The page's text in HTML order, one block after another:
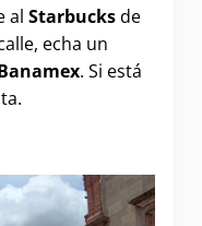
al Starbucksde
echa un
. Si está